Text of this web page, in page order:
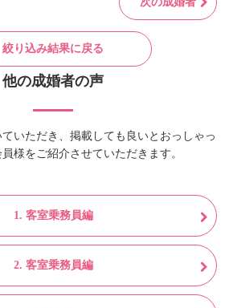
絞り込み結果に戻る
他の成婚者の声
いただき、掲載しても良いとおっしゃっ
様をご紹介させていただきます。
1. 客室乗務員編
2. 客室乗務員編